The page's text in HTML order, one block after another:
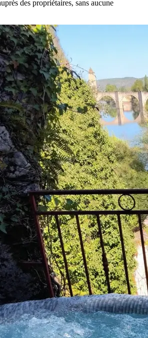
des propriétaires, sans aucune